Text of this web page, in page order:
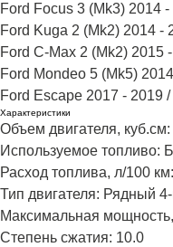
Ford Focus 3 (Mk3) 2014
Ford Kuga 2 (Mk2) 2014 -
Ford C-Max 2 (Mk2)
Ford Mondeo 5 (Mk5)
Ford Escape 2017 - 2019
Характеристики
Объем двигателя,
Используемое топливо:
Расход топлива, л/100
Тип двигателя: Рядный
Максимальная
Степень сжатия: 10.0